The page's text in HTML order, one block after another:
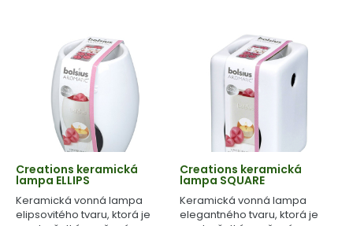
Creations keramická
lampa ELLIPS
Keramická vonná lampa
elipsovitého tvaru, ktorá je
Creations keramická
lampa SQUARE
Keramická vonná lampa
elegantného tvaru, ktorá je